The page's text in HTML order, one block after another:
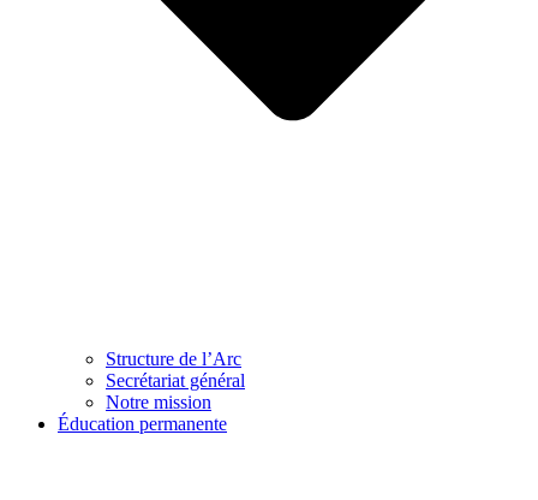
Structure de l’Arc
Secrétariat général
Notre mission
Éducation permanente